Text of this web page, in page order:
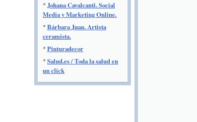
*Johana Cavalcanti. Social
Media y Marketing Online.
*Bárbara Juan. Artista
ceramista.
*Pinturadecor
*Salud.es / Toda la salud en
un click